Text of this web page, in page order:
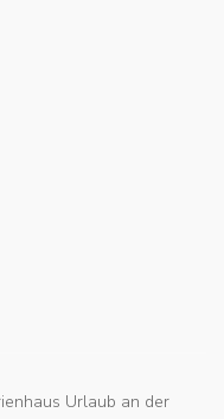
Urlaub an der